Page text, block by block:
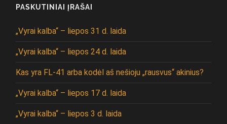
PASKUTINIAI ĮRAŠAI
„Vyrai kalba“ – liepos 31 d. laida
„Vyrai kalba“ – liepos 24 d. laida
Kas yra FL-41 arba kodėl aš nešioju „rausvus“ akinius?
„Vyrai kalba“ – liepos 17 d. laida
„Vyrai kalba“ – liepos 3 d. laida